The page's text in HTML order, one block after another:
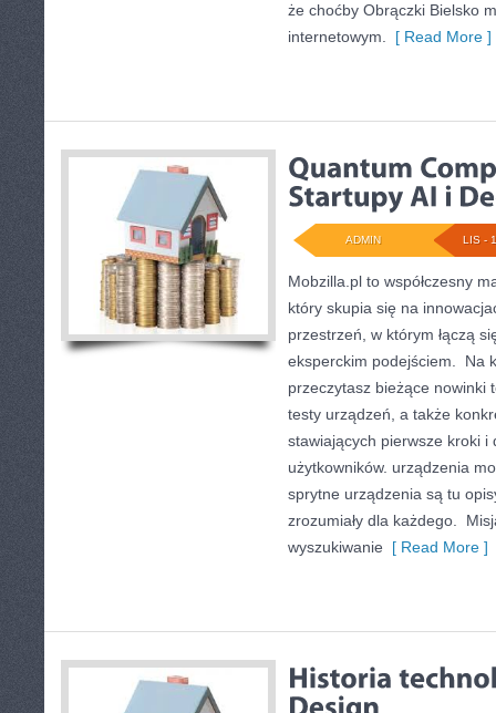
że choćby Obrączki Bielsko
internetowym.
[ Read More ]
LIS -
ADMIN
Mobzilla.pl to współczesny
który skupia się na
przestrzeń, w którym łączą
eksperckim podejściem. Na
przeczytasz bieżące nowinki
testy urządzeń, a także
stawiających pierwsze kroki i
użytkowników. urządzenia
sprytne urządzenia są tu
zrozumiały dla każdego.
wyszukiwanie [ Read More ]